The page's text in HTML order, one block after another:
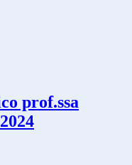
prof.ssa